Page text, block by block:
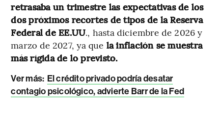
retrasaba un trimestre las expectativas de los
dos próximos recortes de tipos de la Reserva
Federal de EE.UU., hasta diciembre de 2026 y
marzo de 2027, ya que la inflación se muestra
más rígida de lo previsto.
Ver más: El crédito privado podría desatar
contagio psicológico, advierte Barr de la Fed